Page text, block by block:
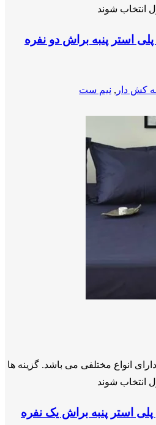
شوند
استر پنبه براش دو نفره
کش دار , نیم ست
انواع مختلفی می باشد. گزینه ها
شوند
استر پنبه براش یک نفره